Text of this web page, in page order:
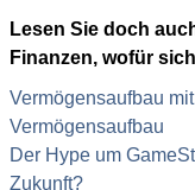
Lesen Sie doch
Finanzen, wofür
Vermögensaufbau
Vermögensaufbau
Der Hype um
Zukunft?